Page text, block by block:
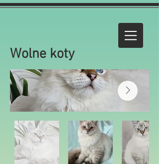
Wolne koty